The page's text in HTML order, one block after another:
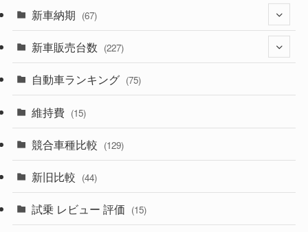
(329)
(525)
(357)
(328)
(194)
(230)
(253)
(242)
(85)
(84)
(14)
(222)
新車納期 (67)
(28)
(8)
(3)
(3)
(5)
新車販売台数 (227)
(21)
(5)
(7)
自動車ランキング (75)
維持費 (15)
競合車種比較 (129)
新旧比較 (44)
試乗 レビュー 評価 (15)